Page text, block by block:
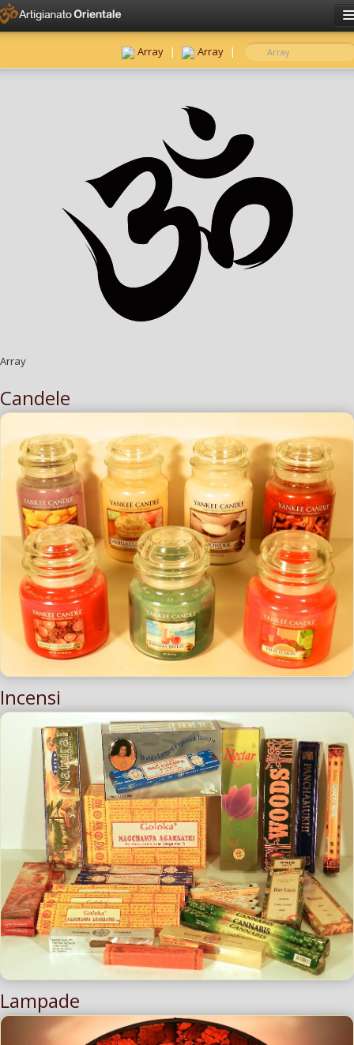
Have an account?Sign in
Password
Remember me?
Forgot password?
Click here to sign in
Array | Array |
Array
Candele
Incensi
Lampade